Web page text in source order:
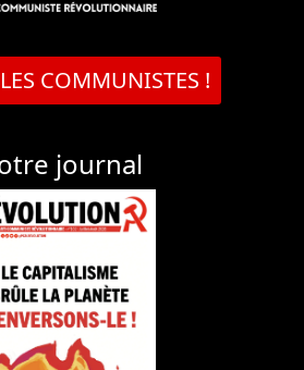
COMMUNISTES !
journal